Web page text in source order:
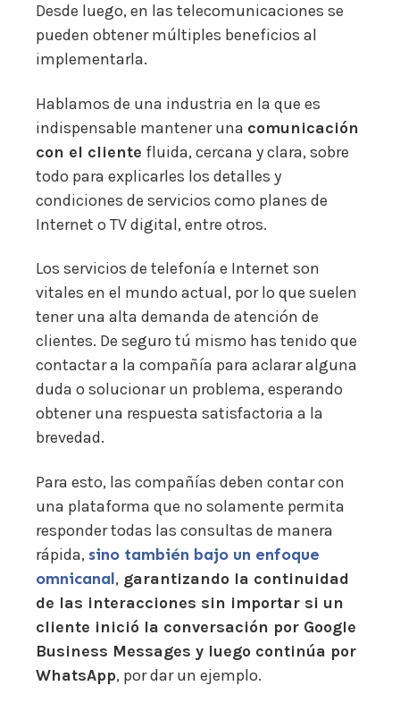
Desde luego, en las telecomunicaciones se
pueden obtener múltiples beneficios al
implementarla.
Hablamos de una industria en la que es
indispensable mantener una comunicación
con el cliente fluida, cercana y clara, sobre
todo para explicarles los detalles y
condiciones de servicios como planes de
Internet o TV digital, entre otros.
Los servicios de telefonía e Internet son
vitales en el mundo actual, por lo que suelen
tener una alta demanda de atención de
clientes. De seguro tú mismo has tenido que
contactar a la compañía para aclarar alguna
duda o solucionar un problema, esperando
obtener una respuesta satisfactoria a la
brevedad.
Para esto, las compañías deben contar con
una plataforma que no solamente permita
responder todas las consultas de manera
rápida, sino también bajo un enfoque
omnicanal, garantizando la continuidad
de las interacciones sin importar si un
cliente inició la conversación por Google
Business Messages y luego continúa por
WhatsApp, por dar un ejemplo.